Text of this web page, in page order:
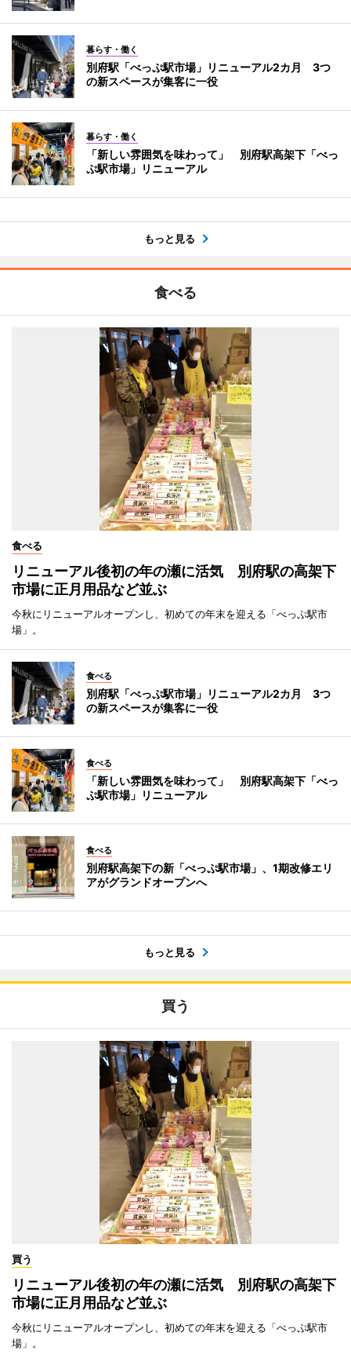
暮らす・働く
別府駅「べっぷ駅市場」リニューアル2カ月 3つ
の新スペースが集客に一役
暮らす・働く
「新しい雰囲気を味わって」 別府駅高架下「べっ
ぷ駅市場」リニューアル
もっと見る
食べる
食べる
リニューアル後初の年の瀬に活気 別府駅の高架下
市場に正月用品など並ぶ
今秋にリニューアルオープンし、初めての年末を迎える「べっぷ駅市
場」。
食べる
別府駅「べっぷ駅市場」リニューアル2カ月 3つ
の新スペースが集客に一役
食べる
「新しい雰囲気を味わって」 別府駅高架下「べっ
ぷ駅市場」リニューアル
食べる
別府駅高架下の新「べっぷ駅市場」、1期改修エリ
アがグランドオープンへ
もっと見る
買う
買う
リニューアル後初の年の瀬に活気 別府駅の高架下
市場に正月用品など並ぶ
今秋にリニューアルオープンし、初めての年末を迎える「べっぷ駅市
場」。